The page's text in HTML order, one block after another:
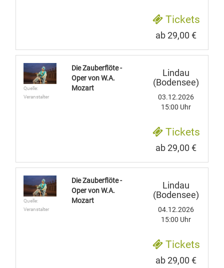
Tickets
ab 29,00 €
Quelle:
Veranstalter
Die Zauberflöte -
Oper von W.A.
Mozart
Lindau
(Bodensee)
03.12.2026
15:00 Uhr
Tickets
ab 29,00 €
Quelle:
Veranstalter
Die Zauberflöte -
Oper von W.A.
Mozart
Lindau
(Bodensee)
04.12.2026
15:00 Uhr
Tickets
ab 29,00 €